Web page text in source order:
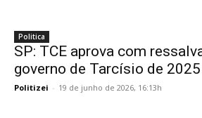
Politica
SP: TCE aprova com
governo de Tarcísio de 2025
Politizei - 19 de junho de 2026, 16:13h